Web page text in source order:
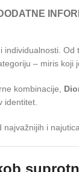
– miris
kombinacije,
identitet.
i